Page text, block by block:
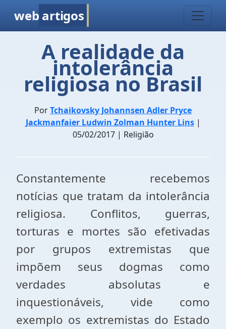
web artigos
A realidade da
intolerância
religiosa no Brasil
PorTchaikovsky Johannsen Adler Pryce
Jackmanfaier Ludwin Zolman Hunter Lins|
05/02/2017 | Religião
Constantemente recebemos
notícias que tratam da intolerância
religiosa. Conflitos, guerras,
torturas e mortes são efetivadas
por grupos extremistas que
impõem seus dogmas como
verdades absolutas e
inquestionáveis, vide como
exemplo os extremistas do Estado